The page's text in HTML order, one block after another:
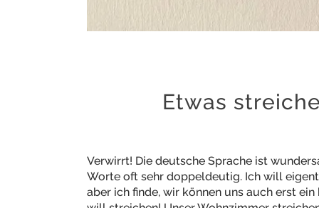
Etwas
Verwirrt! Die deutsche Sprache ist
Worte oft sehr doppeldeutig. Ich will
aber ich finde, wir können uns auch erst